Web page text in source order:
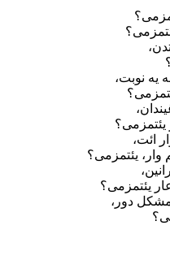
یه نوبت،
ائت،
وار، یئتمزمی؟
یئتمزمی؟
دور،